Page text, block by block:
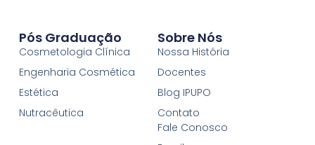
Pós Graduação
Cosmetologia Clínica
Engenharia Cosmética
Estética
Nutracêutica
Sobre Nós
Nossa História
Docentes
Blog IPUPO
Contato
Fale Conosco